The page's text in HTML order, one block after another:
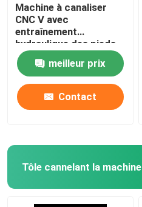
Machine à canaliser
CNC V avec
entraînement
hydraulique des pieds
pour porte - modèle
1225
meilleur prix
Contact
Tôle cannelant la machine